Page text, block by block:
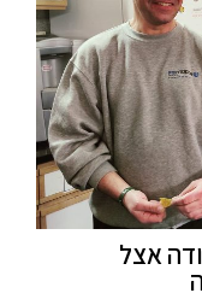
אצל